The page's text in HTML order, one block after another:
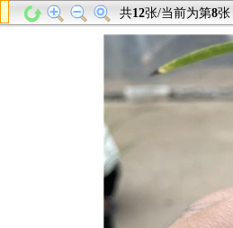
共12张/当前为第8张